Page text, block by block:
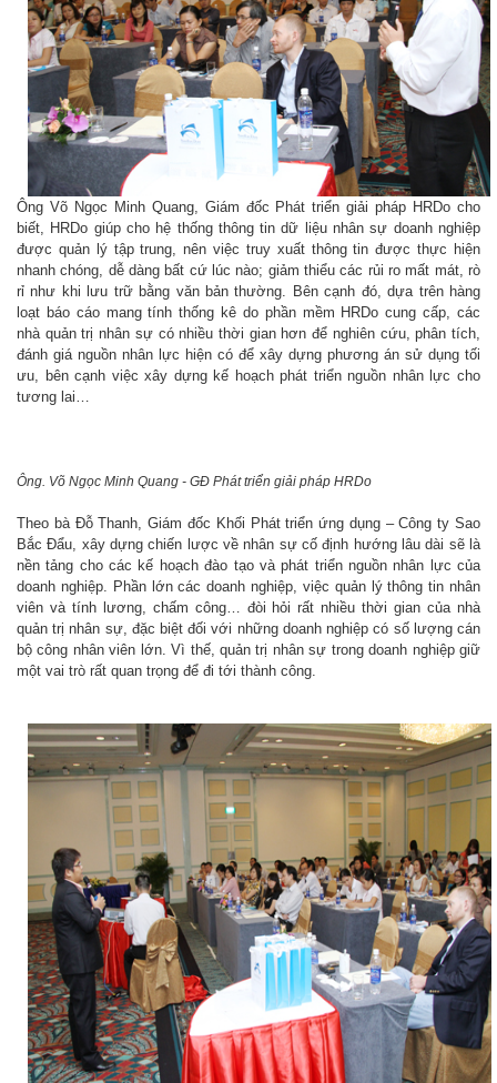
Ông Võ Ngọc Minh Quang, Giám đốc Phát triển giải pháp HRDo cho
biết, HRDo giúp cho hệ thống thông tin dữ liệu nhân sự doanh nghiệp
được quản lý tập trung, nên việc truy xuất thông tin được thực hiện
nhanh chóng, dễ dàng bất cứ lúc nào; giảm thiểu các rủi ro mất mát, rò
rỉ như khi lưu trữ bằng văn bản thường. Bên cạnh đó, dựa trên hàng
loạt báo cáo mang tính thống kê do phần mềm HRDo cung cấp, các
nhà quản trị nhân sự có nhiều thời gian hơn để nghiên cứu, phân tích,
đánh giá nguồn nhân lực hiện có để xây dựng phương án sử dụng tối
ưu, bên cạnh việc xây dựng kế hoạch phát triển nguồn nhân lực cho
tương lai…
Ông. Võ Ngọc Minh Quang - GĐ Phát triển giải pháp HRDo
Theo bà Đỗ Thanh, Giám đốc Khối Phát triển ứng dụng – Công ty Sao
Bắc Đẩu, xây dựng chiến lược về nhân sự cố định hướng lâu dài sẽ là
nền tảng cho các kế hoạch đào tạo và phát triển nguồn nhân lực của
doanh nghiệp. Phần lớn các doanh nghiệp, việc quản lý thông tin nhân
viên và tính lương, chấm công… đòi hỏi rất nhiều thời gian của nhà
quản trị nhân sự, đặc biệt đối với những doanh nghiệp có số lượng cán
bộ công nhân viên lớn. Vì thế, quản trị nhân sự trong doanh nghiệp giữ
một vai trò rất quan trọng để đi tới thành công.